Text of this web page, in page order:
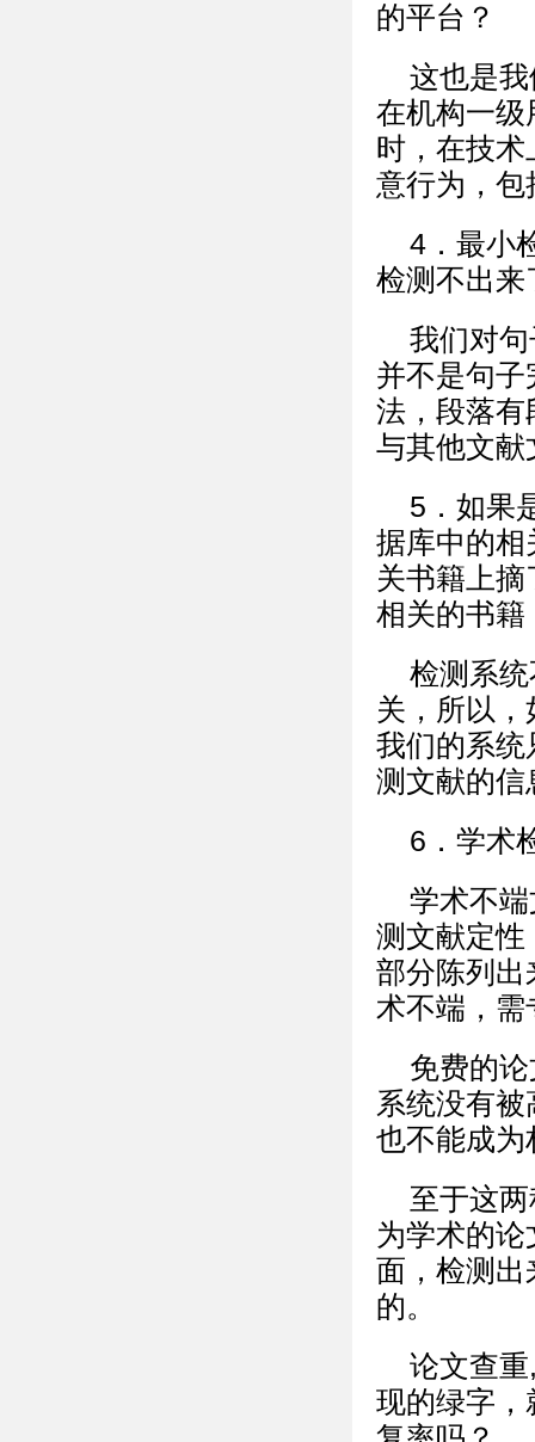
的平台？
这也是
在机构一级
时，在技
意行为，包
4．最小
检测不出来
我们对
并不是句
法，段落有
与其他文献
5．如果
据库中的相
关书籍上
相关的书籍
检测系
关，所以
我们的系统
测文献的信
6．学术
学术不
测文献定性
部分陈列出
术不端，
免费的
系统没有
也不能成为
至于这
为学术的
面，检测
的。
论文查
现的绿字，